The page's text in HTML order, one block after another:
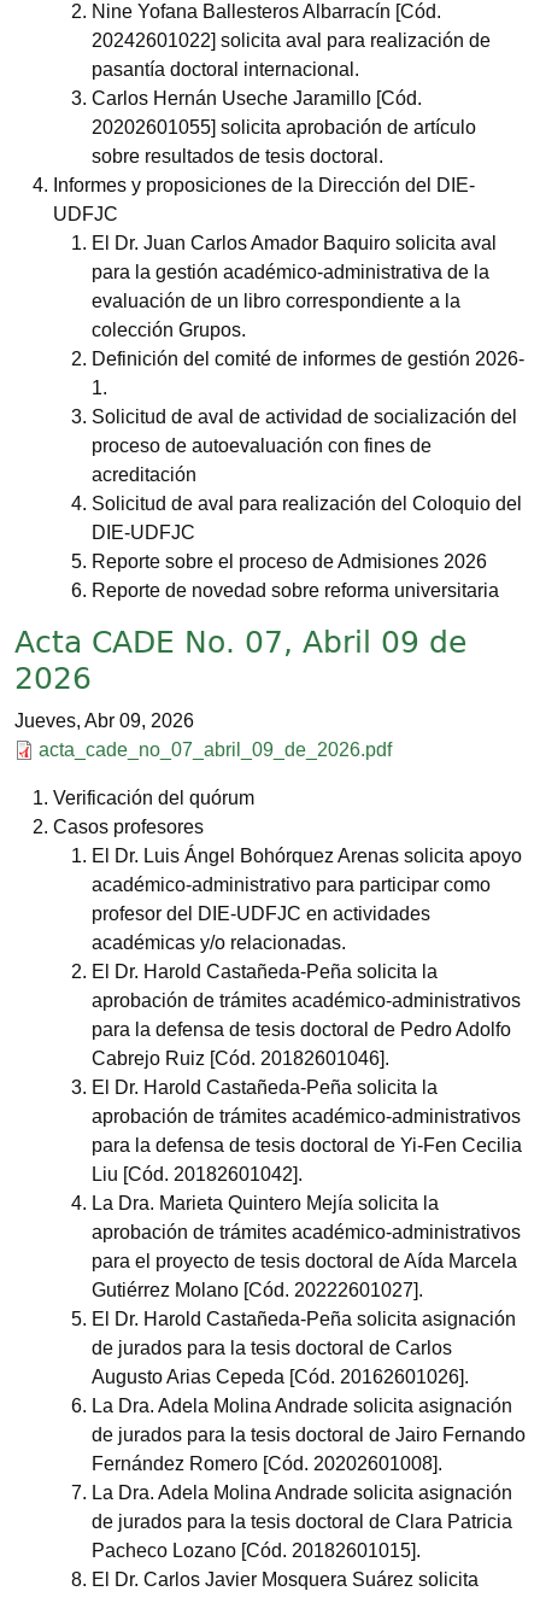
Nine Yofana Ballesteros Albarracín [Cód.
20242601022] solicita aval para realización de
pasantía doctoral internacional.
Carlos Hernán Useche Jaramillo [Cód.
20202601055] solicita aprobación de artículo
sobre resultados de tesis doctoral.
Informes y proposiciones de la Dirección del DIE-
UDFJC
El Dr. Juan Carlos Amador Baquiro solicita aval
para la gestión académico-administrativa de la
evaluación de un libro correspondiente a la
colección Grupos.
Definición del comité de informes de gestión 2026-
1.
Solicitud de aval de actividad de socialización del
proceso de autoevaluación con fines de
acreditación
Solicitud de aval para realización del Coloquio del
DIE-UDFJC
Reporte sobre el proceso de Admisiones 2026
Reporte de novedad sobre reforma universitaria
Acta CADE No. 07, Abril 09 de
2026
Jueves, Abr 09, 2026
Documento
acta_cade_no_07_abril_09_de_2026.pdf
Verificación del quórum
Casos profesores
El Dr. Luis Ángel Bohórquez Arenas solicita apoyo
académico-administrativo para participar como
profesor del DIE-UDFJC en actividades
académicas y/o relacionadas.
El Dr. Harold Castañeda-Peña solicita la
aprobación de trámites académico-administrativos
para la defensa de tesis doctoral de Pedro Adolfo
Cabrejo Ruiz [Cód. 20182601046].
El Dr. Harold Castañeda-Peña solicita la
aprobación de trámites académico-administrativos
para la defensa de tesis doctoral de Yi-Fen Cecilia
Liu [Cód. 20182601042].
La Dra. Marieta Quintero Mejía solicita la
aprobación de trámites académico-administrativos
para el proyecto de tesis doctoral de Aída Marcela
Gutiérrez Molano [Cód. 20222601027].
El Dr. Harold Castañeda-Peña solicita asignación
de jurados para la tesis doctoral de Carlos
Augusto Arias Cepeda [Cód. 20162601026].
La Dra. Adela Molina Andrade solicita asignación
de jurados para la tesis doctoral de Jairo Fernando
Fernández Romero [Cód. 20202601008].
La Dra. Adela Molina Andrade solicita asignación
de jurados para la tesis doctoral de Clara Patricia
Pacheco Lozano [Cód. 20182601015].
El Dr. Carlos Javier Mosquera Suárez solicita